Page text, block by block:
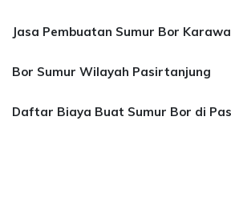
Jasa Pembuatan Sumur Bor
Bor Sumur Wilayah Pasirtanjung
Daftar Biaya Buat Sumur Bor di